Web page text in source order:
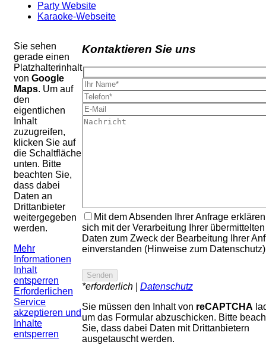
Party Website
Karaoke-Webseite
Sie sehen
gerade einen
Platzhalterinhalt
von Google
Maps. Um auf
den
eigentlichen
Inhalt
zuzugreifen,
klicken Sie auf
die Schaltfläche
unten. Bitte
beachten Sie,
dass dabei
Daten an
Drittanbieter
weitergegeben
werden.
Mehr
Informationen
Inhalt
entsperren
Erforderlichen
Service
akzeptieren und
Inhalte
entsperren
Kontaktieren Sie uns
Mit dem Absenden Ihrer Anfrage
sich mit der Verarbeitung Ihrer übermittelten
Daten zum Zweck der Bearbeitung Ihrer
einverstanden (Hinweise zum Datenschutz)
*erforderlich | Datenschutz
Sie müssen den Inhalt von reCAPTCHA
um das Formular abzuschicken. Bitte
Sie, dass dabei Daten mit Drittanbietern
ausgetauscht werden.